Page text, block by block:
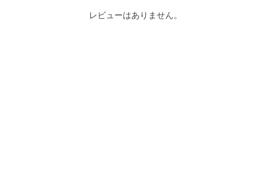
レビューはありません。